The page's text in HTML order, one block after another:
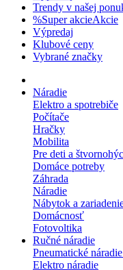
Trendy v našej
%Super akcieAkcie
Výpredaj
Klubové ceny
Vybrané značky
Náradie
Elektro a spotrebiče
Počítače
Hračky
Mobilita
Pre deti a
Domáce potreby
Záhrada
Náradie
Nábytok a
Domácnosť
Fotovoltika
Ručné náradie
Pneumatické
Elektro náradie